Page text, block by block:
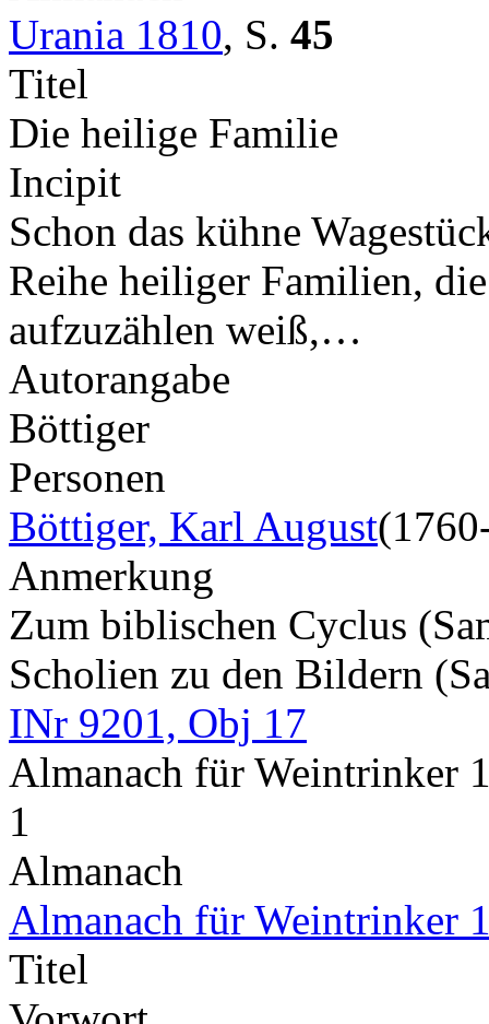
Urania 1810, S. 45
Titel
Die heilige Familie
Incipit
Schon das kühne
Reihe heiliger Familien,
aufzuzählen weiß,…
Autorangabe
Böttiger
Personen
Böttiger, Karl August
Anmerkung
Zum biblischen Cyclus
Scholien zu den Bildern
INr 9201, Obj 17
Almanach für Weintrinker
1
Almanach
Almanach für Weintrinker
Titel